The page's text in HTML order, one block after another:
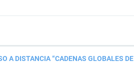
1 de 1 discussões
A DISTANCIA “CADENAS GLOBALES DE